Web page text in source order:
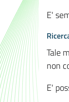
E'
Tale
non
E'